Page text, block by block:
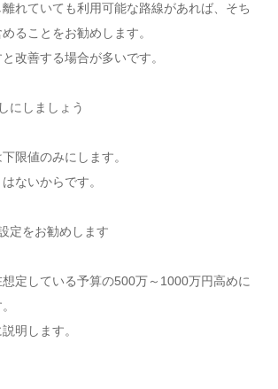
れていても利用可能な路線があれば、そち
ることをお勧めします。
改善する場合が多いです。
にしましょう
限値のみにします。
ないからです。
定をお勧めします
定している予算の500万～1000万円高めに
明します。